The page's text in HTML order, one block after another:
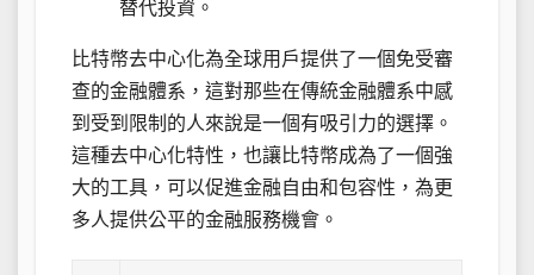
替代投資。
比特幣去中心化為全球用戶提供了一個免受審
查的金融體系，這對那些在傳統金融體系中感
到受到限制的人來說是一個有吸引力的選擇。
這種去中心化特性，也讓比特幣成為了一個強
大的工具，可以促進金融自由和包容性，為更
多人提供公平的金融服務機會。